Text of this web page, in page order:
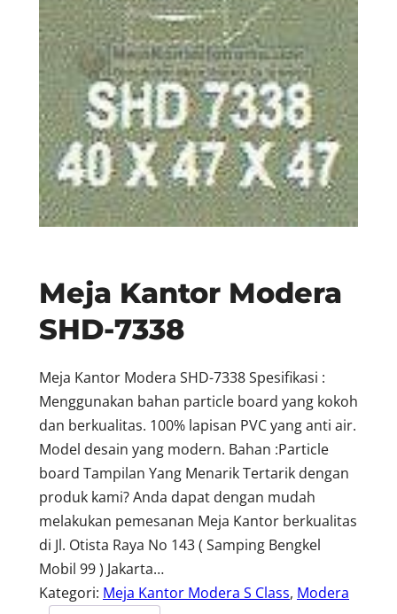
Meja Kantor Modera
SHD-7338
Meja Kantor Modera SHD-7338 Spesifikasi :
Menggunakan bahan particle board yang kokoh
dan berkualitas. 100% lapisan PVC yang anti air.
Model desain yang modern. Bahan :Particle
board Tampilan Yang Menarik Tertarik dengan
produk kami? Anda dapat dengan mudah
melakukan pemesanan Meja Kantor berkualitas
di Jl. Otista Raya No 143 ( Samping Bengkel
Mobil 99 ) Jakarta…
Kategori: Meja Kantor Modera S Class, Modera